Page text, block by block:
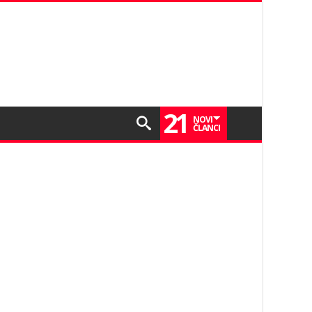
21 NOVI
ČLANCI